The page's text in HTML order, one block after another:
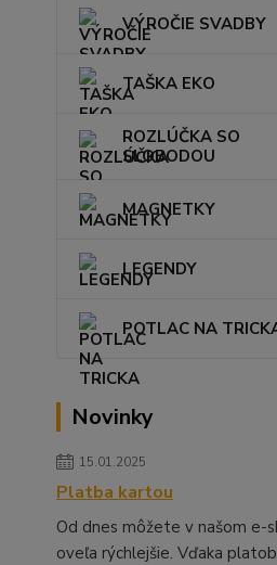
VÝROČIE SVADBY
TAŠKA EKO
ROZLÚČKA SO
SLOBODOU
MAGNETKY
LEGENDY
POTLAC NA
Novinky
15.01.2025
Platba kartou
Od dnes môžete v našom e-
oveľa rýchlejšie. Vďaka